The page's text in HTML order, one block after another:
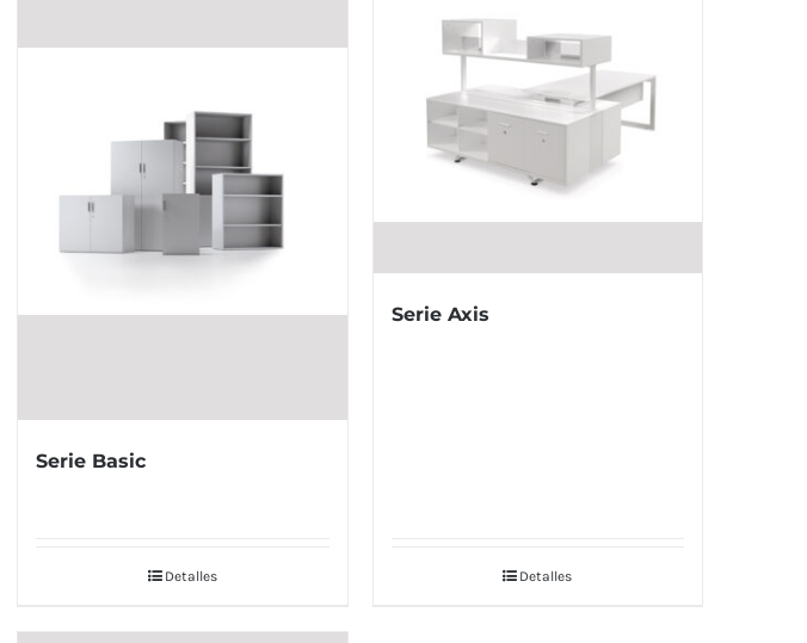
Serie Basic
Detalles
Serie Axis
Detalles